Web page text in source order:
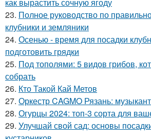
как вырастить сочную ягоду
23. Полное руководство по
клубники и земляники
24. Осенью - время для посадки
подготовить грядки
25. Под тополями: 5 видов грибов,
собрать
26. Кто Такой Кай Метов
27. Оркестр CAGMO Рязань:
28. Огурцы 2024: топ-3 сорта для
29. Улучшай свой сад: основы